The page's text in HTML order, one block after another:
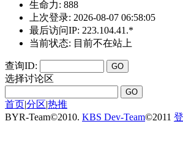
生命力: 888
上次登录: 2026-08-07 06:58:05
最后访问IP: 223.104.41.*
当前状态: 目前不在站上
查询ID:
选择讨论区
首页|分区|热推
BYR-Team©2010. KBS Dev-Team©2011